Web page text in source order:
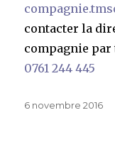
contacter la
compagnie par
0761 244 445
Publié
6 novembre 2016